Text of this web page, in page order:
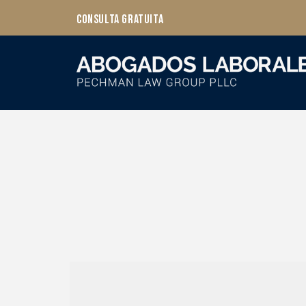
Consulta Gratuita